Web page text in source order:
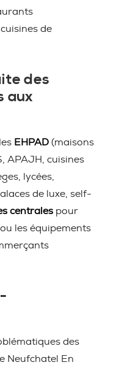
de
des
aux
EHPAD (maisons
APAJH, cuisines
lycées,
de luxe, self-
centrales pour
les équipements
des
Neufchatel En